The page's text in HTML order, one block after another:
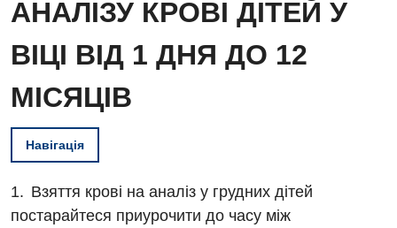
АНАЛІЗУ КРОВІ ДІТЕЙ У
ВІЦІ ВІД 1 ДНЯ ДО 12
МІСЯЦІВ
Навігація
Взяття крові на аналіз у грудних дітей
постарайтеся приурочити до часу між